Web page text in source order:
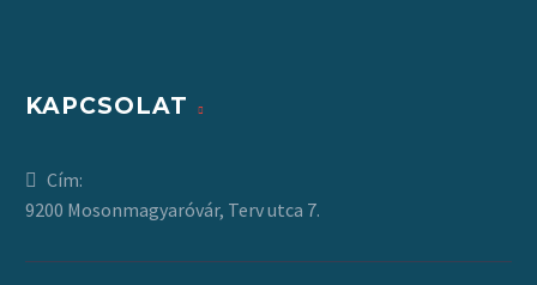
KAPCSOLAT
Cím:
9200 Mosonmagyaróvár, Terv utca 7.